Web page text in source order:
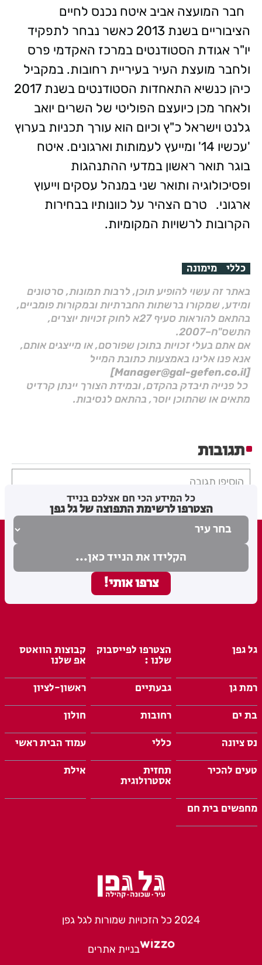
חבר המועצה אביב איטח נכנס לחיים
הציבוריים בשנת 2013 כאשר נבחר לתפקיד
יו"ר אגודת הסטודנטים במרכז האקדמי פרס
ולחבר מועצת העיר בעיריית רחובות. במקביל
כיהן כנשיא התאחדות הסטודנטים בשנת 2017
ולאחר מכן כיועצם הפוליטי של השרים יואב
גלנט וישראל כ"ץ וכיום הוא עורך תכניות בערוץ
'עכשיו 14' ומייעץ לעמותות וארגונים. איטח
בוגר תואר ראשון במדעי ההתנהגות
ופסיכולוגיה ותואר שני במנהל עסקים וייעוץ
ארגוני. טרם הצהיר על כוונותיו בבחירות
הקרובות לרשויות המקומיות.
כללי מימונה
באתר זה עשוי להופיע תוכן, לרבות תמונות, סרטונים
ומידע, שמקורו ברשתות החברתיות ובמקורות פומביים,
בהתאם להוראות סעיף 27א לחוק זכויות יוצרים,
התשס"ח–2007.
אם אתם בעלי זכויות בתוכן שפורסם, או מייצגים אותם,
אנא פנו אלינו באמצעות כתובת המייל
[Manager@gal-gefen.co.il]
כל פנייה תיבדק בהקדם, ובמידת הצורך יינתן קרדיט
מתאים או שהתוכן יוסר, בהתאם לנסיבות.
תגובות
הוסיפו תגובה
כל המידע הכי חם אצלכם בנייד
הצטרפו לרשימת התפוצה של גל גפן
גל גפן הצטרפו לפייסבוק
שלנו :
קבוצות הוואטס
אפ שלנו
רמת גן
גבעתיים
ראשון-לציון
בת ים
רחובות
חולון
נס ציונה
כללי
עמוד הבית ראשי
טעים להכיר
תחזית
אסטרולוגית
אילת
מחפשים בית חם
2024 כל הזכויות שמורות לגל גפן
בניית אתרים